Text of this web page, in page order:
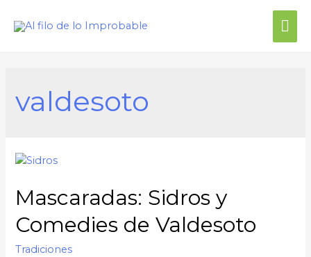
valdesoto
Mascaradas: Sidros y
Comedies de Valdesoto
Tradiciones